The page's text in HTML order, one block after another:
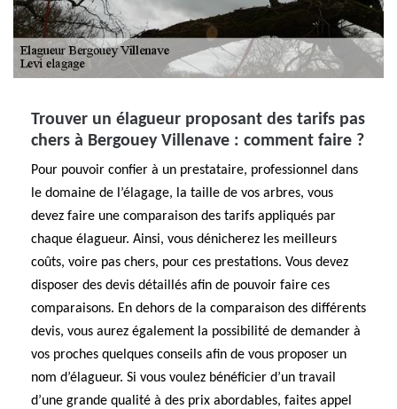
Trouver un élagueur proposant des tarifs pas
chers à Bergouey Villenave : comment faire ?
Pour pouvoir confier à un prestataire, professionnel dans
le domaine de l’élagage, la taille de vos arbres, vous
devez faire une comparaison des tarifs appliqués par
chaque élagueur. Ainsi, vous dénicherez les meilleurs
coûts, voire pas chers, pour ces prestations. Vous devez
disposer des devis détaillés afin de pouvoir faire ces
comparaisons. En dehors de la comparaison des différents
devis, vous aurez également la possibilité de demander à
vos proches quelques conseils afin de vous proposer un
nom d’élagueur. Si vous voulez bénéficier d’un travail
d’une grande qualité à des prix abordables, faites appel